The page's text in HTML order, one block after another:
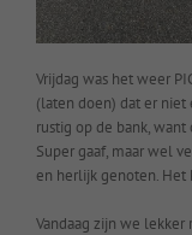
Vrijdag was het weer
(laten doen) dat er niet
rustig op de bank,
Super gaaf, maar wel
en herlijk genoten. Het
Vandaag zijn we lekker